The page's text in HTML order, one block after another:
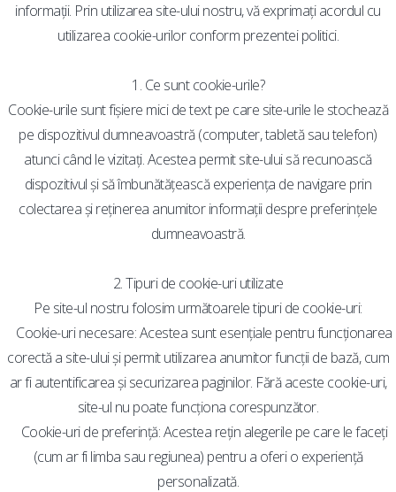
informații. Prin utilizarea site-ului nostru, vă exprimați acordul cu
utilizarea cookie-urilor conform prezentei politici.
1. Ce sunt cookie-urile?
Cookie-urile sunt fișiere mici de text pe care site-urile le stochează
pe dispozitivul dumneavoastră (computer, tabletă sau telefon)
atunci când le vizitați. Acestea permit site-ului să recunoască
dispozitivul și să îmbunătățească experiența de navigare prin
colectarea și reținerea anumitor informații despre preferințele
dumneavoastră.
2. Tipuri de cookie-uri utilizate
Pe site-ul nostru folosim următoarele tipuri de cookie-uri:
Cookie-uri necesare: Acestea sunt esențiale pentru funcționarea
corectă a site-ului și permit utilizarea anumitor funcții de bază, cum
ar fi autentificarea și securizarea paginilor. Fără aceste cookie-uri,
site-ul nu poate funcționa corespunzător.
Cookie-uri de preferință: Acestea rețin alegerile pe care le faceți
(cum ar fi limba sau regiunea) pentru a oferi o experiență
personalizată.